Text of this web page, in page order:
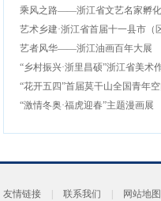
艺者风华——浙江油画百年大展
“乡村振兴·浙里昌硕”浙江省美术
“激情冬奥·福虎迎春”主题漫画展
友情链接 联系我们
网站地图